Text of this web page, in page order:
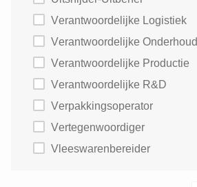
Verantwoordelijke Logistiek
Verantwoordelijke Onderhoud
Verantwoordelijke Productie
Verantwoordelijke R&D
Verpakkingsoperator
Vertegenwoordiger
Vleeswarenbereider